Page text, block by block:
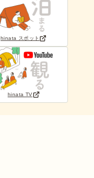
hinata スポット
hinata TV